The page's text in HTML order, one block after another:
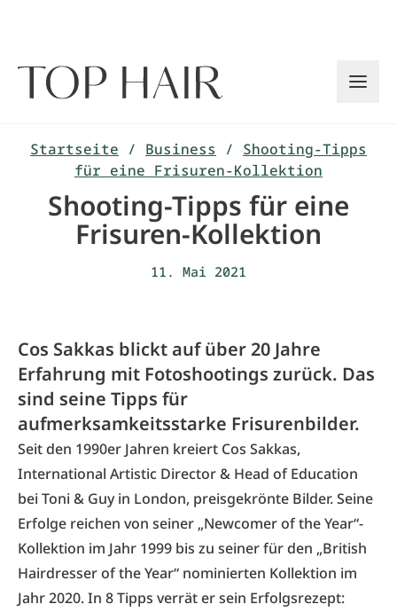
Startseite / Business / Shooting-Tipps
für eine Frisuren-Kollektion
Shooting-Tipps für eine
Frisuren-Kollektion
11. Mai 2021
Cos Sakkas blickt auf über 20 Jahre
Erfahrung mit Fotoshootings zurück. Das
sind seine Tipps für
aufmerksamkeitsstarke Frisurenbilder.
Seit den 1990er Jahren kreiert Cos Sakkas,
International Artistic Director & Head of Education
bei Toni & Guy in London, preisgekrönte Bilder. Seine
Erfolge reichen von seiner „Newcomer of the Year“-
Kollektion im Jahr 1999 bis zu seiner für den „British
Hairdresser of the Year“ nominierten Kollektion im
Jahr 2020. In 8 Tipps verrät er sein Erfolgsrezept: